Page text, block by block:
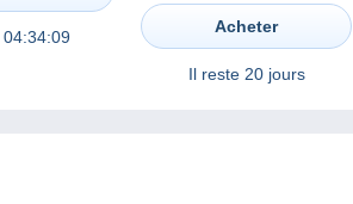
04:34:09
Acheter
Il reste 20 jours